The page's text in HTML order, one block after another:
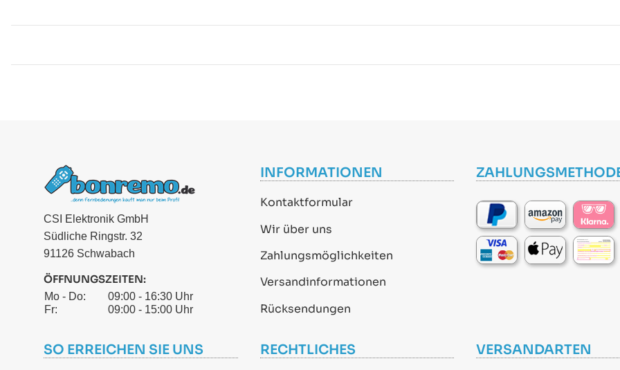
CSI Elektronik GmbH
Südliche Ringstr. 32
91126 Schwabach
ÖFFNUNGSZEITEN:
Mo - Do:
09:00 - 16:30 Uhr
Fr:
09:00 - 15:00 Uhr
INFORMATIONEN
Kontaktformular
Wir über uns
Zahlungsmöglichkeiten
Versandinformationen
Rücksendungen
SO ERREICHEN SIE UNS RECHTLICHES VERSANDARTEN